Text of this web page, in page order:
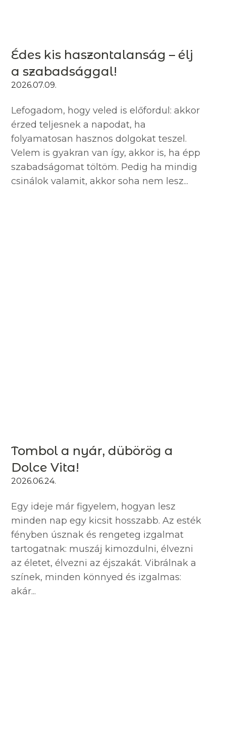
Édes kis haszontalanság – élj
a szabadsággal!
2026.07.09.
Lefogadom, hogy veled is előfordul: akkor
érzed teljesnek a napodat, ha
folyamatosan hasznos dolgokat teszel.
Velem is gyakran van így, akkor is, ha épp
szabadságomat töltöm. Pedig ha mindig
csinálok valamit, akkor soha nem lesz...
Tombol a nyár, dübörög a
Dolce Vita!
2026.06.24.
Egy ideje már figyelem, hogyan lesz
minden nap egy kicsit hosszabb. Az esték
fényben úsznak és rengeteg izgalmat
tartogatnak: muszáj kimozdulni, élvezni
az életet, élvezni az éjszakát. Vibrálnak a
színek, minden könnyed és izgalmas:
akár...